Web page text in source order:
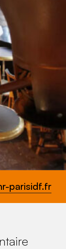
parisidf.fr